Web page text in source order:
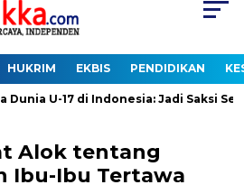
HUKRIM EKBIS PENDIDIKAN
U-17 di Indonesia: Jadi Saksi Sejarah
Alok tentang
Ibu-Ibu Tertawa